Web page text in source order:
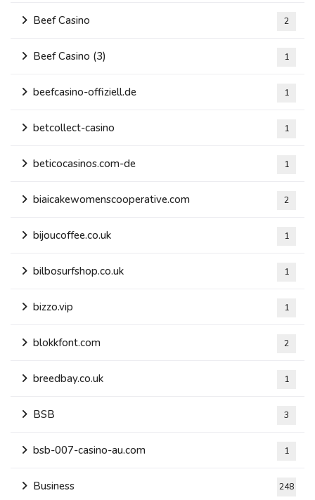
Beef Casino 2
Beef Casino (3) 1
beefcasino-offiziell.de 1
betcollect-casino 1
beticocasinos.com-de 1
biaicakewomenscooperative.com 2
bijoucoffee.co.uk 1
bilbosurfshop.co.uk 1
bizzo.vip 1
blokkfont.com 2
breedbay.co.uk 1
BSB 3
bsb-007-casino-au.com 1
Business 248